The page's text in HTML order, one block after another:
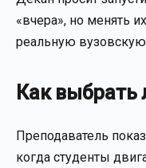
«вчера», но менять
реальную вузовскую
Как выбрать
Преподаватель
когда студенты